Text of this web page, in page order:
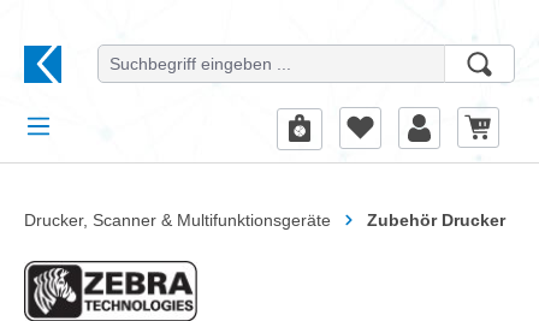
Drucker, Scanner & Multifunktionsgeräte Zubehör Drucker